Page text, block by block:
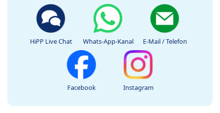
HiPP Live Chat Whats-App-Kanal E-Mail / Telefon
Facebook Instagram